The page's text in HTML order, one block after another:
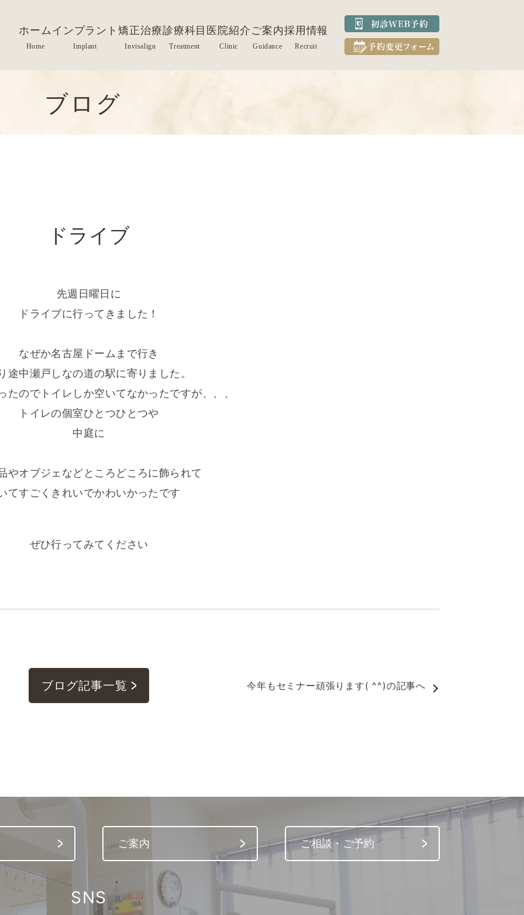
ホーム インプラント矯正治療診療科目 医院紹介 ご案内採用情報
ブログ
ドライブ
先週日曜日に
ドライブに行ってきました！
なぜか名古屋ドームまで行き
途中瀬戸しなの道の駅に寄りました。
たのでトイレしか空いてなかったですが、、、
トイレの個室ひとつひとつや
中庭に
やオブジェなどところどころに飾られて
てすごくきれいでかわいかったです
ぜひ行ってみてください
ブログ記事一覧 今年もセミナー頑張ります( ^^)の記事へ
ご案内 ご相談・ご予約
SNS